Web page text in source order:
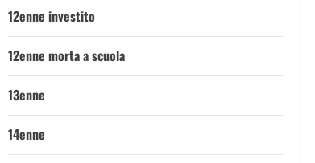
12enne investito
12enne morta a scuola
13enne
14enne